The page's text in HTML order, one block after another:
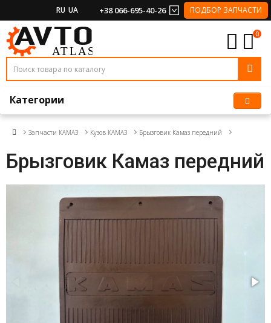
RU UA +38 066-695-40-26 ПОДБОР ЗАПЧАСТИ
0
Категории
Запчасти КАМАЗ Кузов КАМАЗ Брызговик Камаз передний
Брызговик Камаз передний